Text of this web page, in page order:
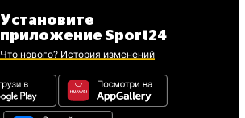
Установите
приложение Sport24
Что нового? История изменений